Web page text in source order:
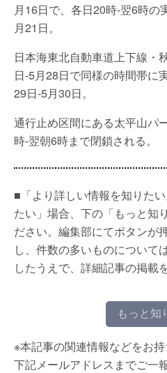
月16日で、各日20時-翌6時の
月21日。
日本海東北自動車道上下線・
日-5月28日で同様の時間帯に
29日-5月30日。
通行止め区間にある太平山パ
時-翌朝6時まで閉鎖される。
■「より詳しい情報を知りた
たい」場合、下の「もっと知
ださい。編集部にてボタンが
し、件数の多いものについて
したうえで、詳細記事の掲載
もっと知
※本記事の関連情報などをお
下記メールアドレスまでご一